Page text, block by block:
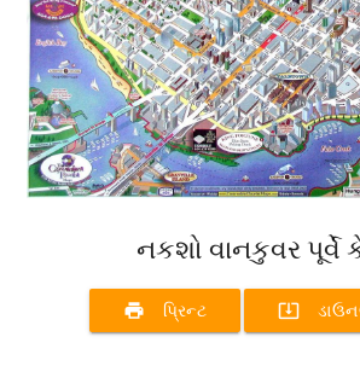
નકશો વાનકુવર પૂર્વે
print પ્રિન્ટ system_update_alt